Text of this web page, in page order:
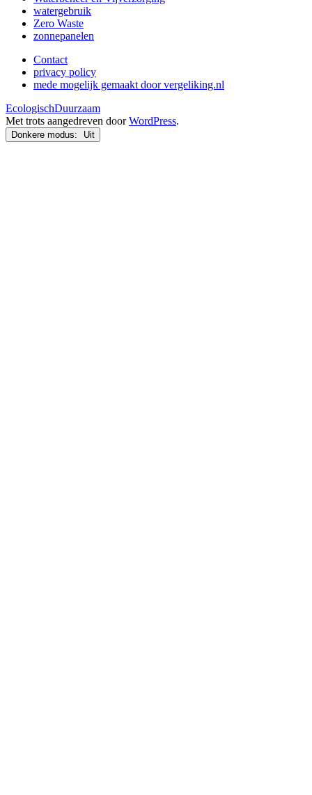
watergebruik
Zero Waste
zonnepanelen
Contact
privacy policy
mede mogelijk gemaakt door vergeliking.nl
EcologischDuurzaam
Met trots aangedreven doorWordPress.
Donkere modus: